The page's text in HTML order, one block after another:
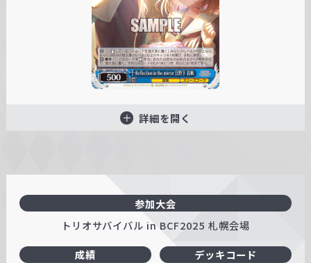
詳細を開く
参加大会
トリオサバイバル in BCF2025 札幌会場
成績
デッキコード